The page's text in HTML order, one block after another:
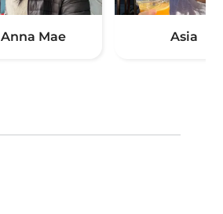
Anna Mae Asia